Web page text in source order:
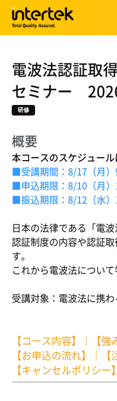
電波法認証取
セミナー
研修
概要
本コースのスケジュール
■受講期間：8/17（月
■申込期限：8/10（月
■振込期限：8/12（水
日本の法律である「電
認証制度の内容や認証
す。
これから電波法につい
受講対象：電波法に携
【コース内容】 ｜ 【強
【お申込の流れ】
｜
【キャンセルポリシー】